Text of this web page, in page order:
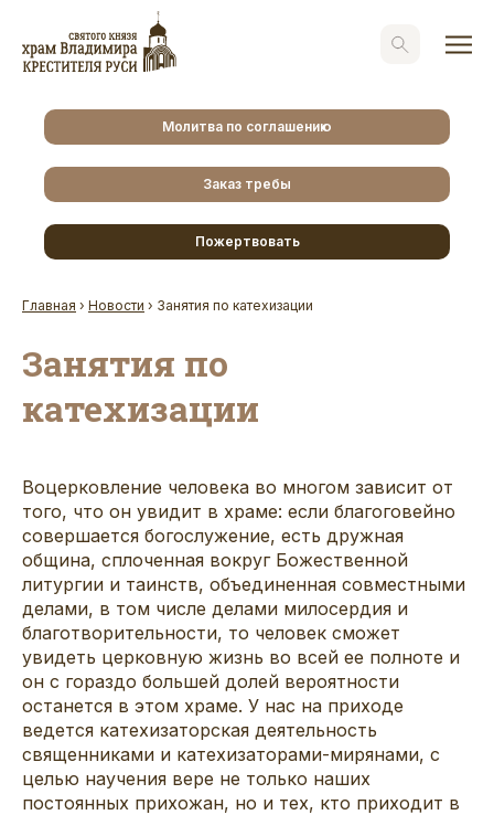
Молитва по соглашению
Заказ требы
Пожертвовать
Главная › Новости › Занятия по катехизации
Занятия по
катехизации
Воцерковление человека во многом зависит от
того, что он увидит в храме: если благоговейно
совершается богослужение, есть дружная
община, сплоченная вокруг Божественной
литургии и таинств, объединенная совместными
делами, в том числе делами милосердия и
благотворительности, то человек сможет
увидеть церковную жизнь во всей ее полноте и
он с гораздо большей долей вероятности
останется в этом храме. У нас на приходе
ведется катехизаторская деятельность
священниками и катехизаторами-мирянами, с
целью научения вере не только наших
постоянных прихожан, но и тех, кто приходит в